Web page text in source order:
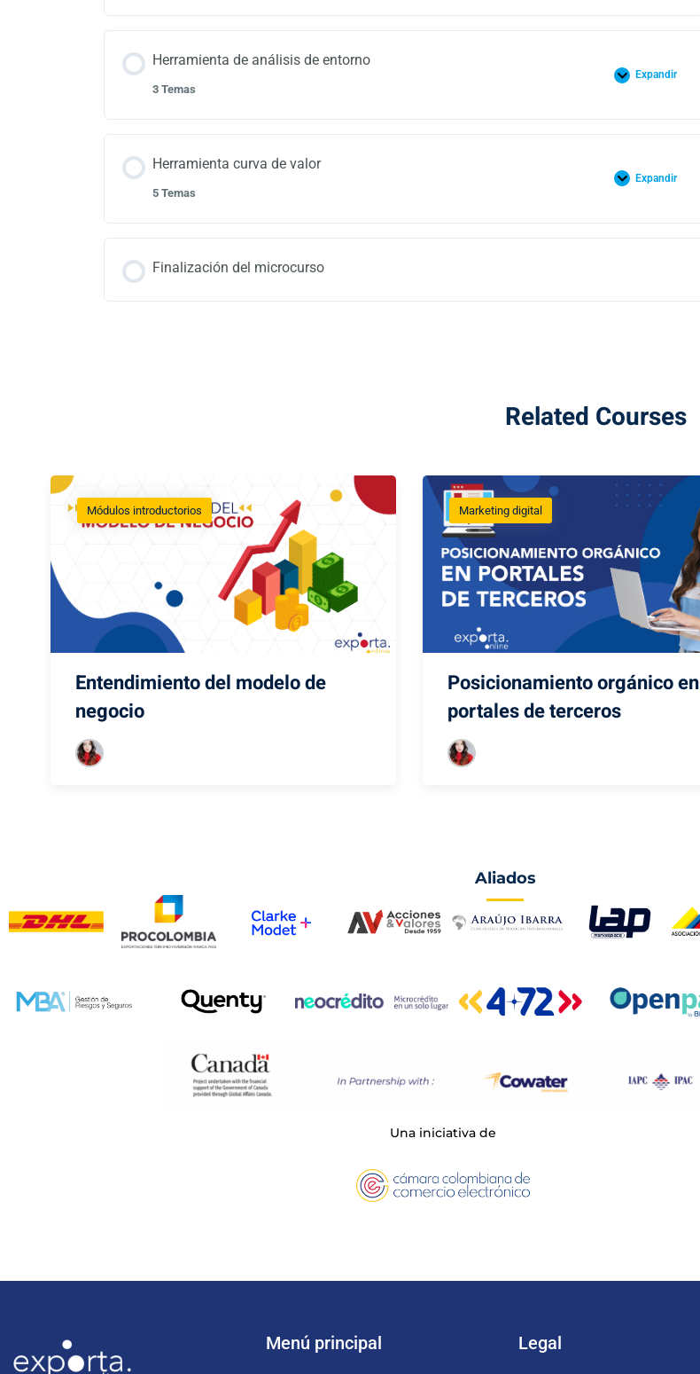
Herramienta de análisis de entorno
3 Temas
Expandir
Herramienta curva de valor
5 Temas
Expandir
Finalización del microcurso
Related Courses
Módulos introductorios
Entendimiento del modelo de
negocio
Marketing digital
Posicionamiento orgánico en
portales de terceros
Aliados
Una iniciativa de
Menú principal Legal